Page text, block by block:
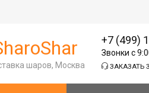
шаров, Москва
+7 (499)
Звонки с
ЗАКАЗАТЬ